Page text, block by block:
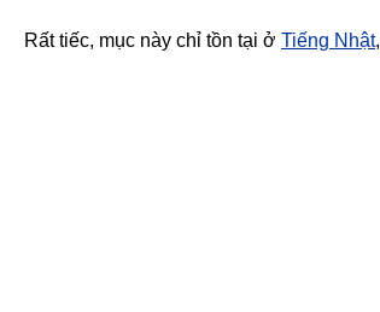
Rất tiếc, mục này chỉ tồn tại ở Tiếng Nhật,